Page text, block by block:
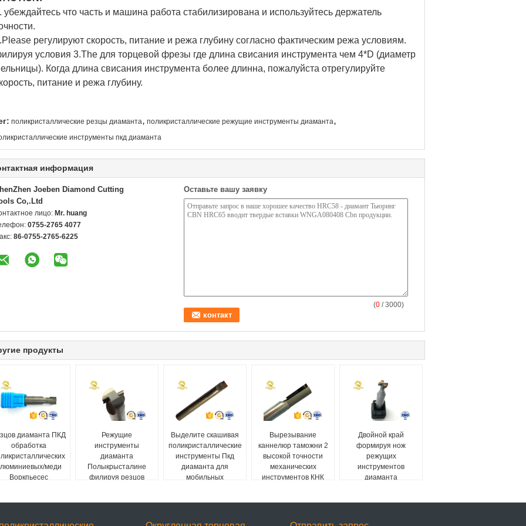
убеждайтесь что часть и машина работа стабилизирована и используйтесь держатель
регулируют скорость, питание и режа глубину согласно фактическим режа условиям.
условия 3.The для торцевой фрезы где длина свисания инструмента чем 4*D (диаметр
Когда длина свисания инструмента более длинна, пожалуйста отрегулируйте
питание и режа глубину.
поликристаллические резцы диаманта, поликристаллические режущие инструменты диаманта,
инструменты пкд диаманта
информация
Joeben Diamond Cutting
Co,.Ltd
лицо: Mr. huang
0755-2765 4077
86-0755-2765-6225
Оставьте вашу заявку
(0 / 3000)
продукты
диаманта ПКД
обработка
меди
Воркпьесес
Режущие
инструменты
диаманта
Полыкрысталине
филируя резцов
Выделите скашивая
поликристаллические
инструменты Пкд
диаманта для
мобильных
Вырезывание
каннелюр таможни 2
высокой точности
механических
инструментов КНК
Двойной край
формируя нож
режущих
инструментов
диаманта